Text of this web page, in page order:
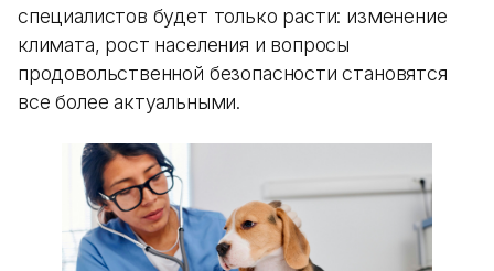
специалистов будет только расти: изменение
климата, рост населения и вопросы
продовольственной безопасности становятся
все более актуальными.